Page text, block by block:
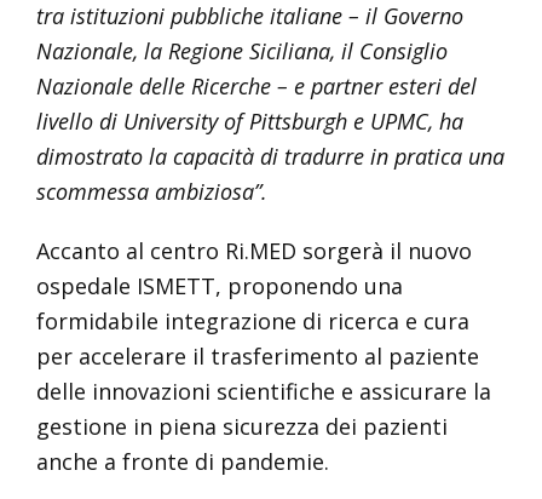
tra istituzioni pubbliche italiane – il Governo
Nazionale, la Regione Siciliana, il Consiglio
Nazionale delle Ricerche – e partner esteri del
livello di University of Pittsburgh e UPMC, ha
dimostrato la capacità di tradurre in pratica una
scommessa ambiziosa”.
Accanto al centro Ri.MED sorgerà il nuovo
ospedale ISMETT, proponendo una
formidabile integrazione di ricerca e cura
per accelerare il trasferimento al paziente
delle innovazioni scientifiche e assicurare la
gestione in piena sicurezza dei pazienti
anche a fronte di pandemie.